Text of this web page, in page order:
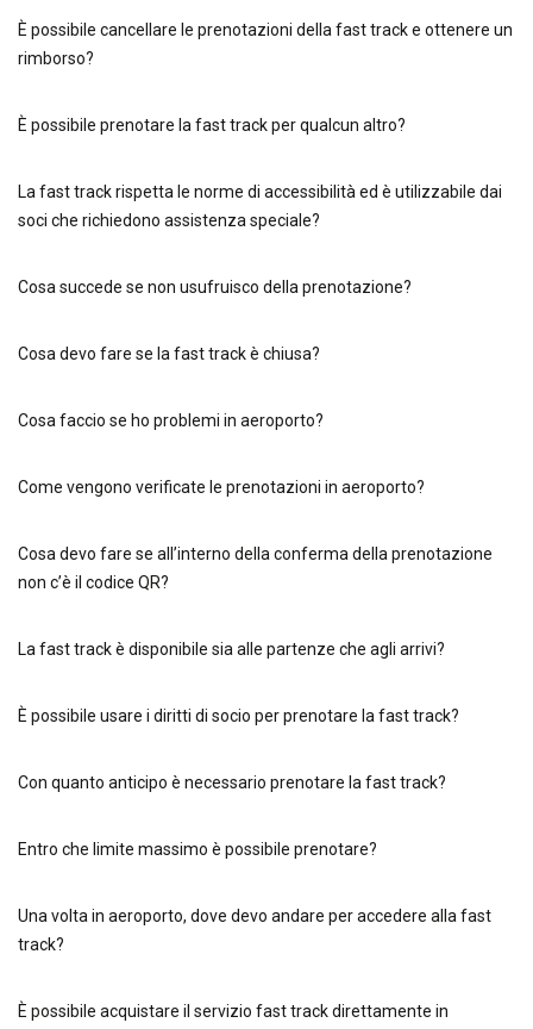
È possibile cancellare le prenotazioni della fast track e ottenere un
rimborso?
È possibile prenotare la fast track per qualcun altro?
La fast track rispetta le norme di accessibilità ed è utilizzabile dai
soci che richiedono assistenza speciale?
Cosa succede se non usufruisco della prenotazione?
Cosa devo fare se la fast track è chiusa?
Cosa faccio se ho problemi in aeroporto?
Come vengono verificate le prenotazioni in aeroporto?
Cosa devo fare se all’interno della conferma della prenotazione
non c’è il codice QR?
La fast track è disponibile sia alle partenze che agli arrivi?
È possibile usare i diritti di socio per prenotare la fast track?
Con quanto anticipo è necessario prenotare la fast track?
Entro che limite massimo è possibile prenotare?
Una volta in aeroporto, dove devo andare per accedere alla fast
track?
È possibile acquistare il servizio fast track direttamente in